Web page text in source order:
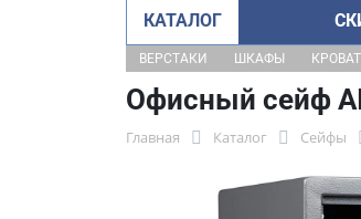
КАТАЛОГ
ВЕРСТАКИ ШКАФЫ
Офисный сейф
Главная Каталог Сейфы